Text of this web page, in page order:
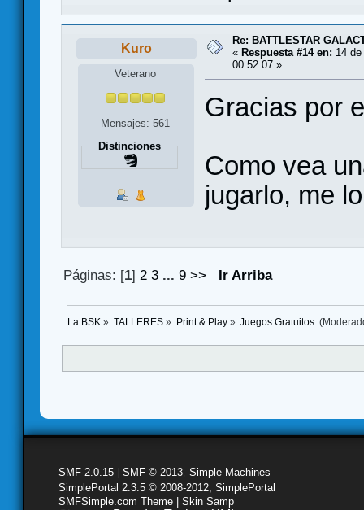
Kuro
Veterano
Mensajes: 561
Distinciones
Re: BATTLESTAR
« Respuesta #14 en: 14
00:52:07 »
Gracias por
Como vea
jugarlo, me
Páginas: [1]2 3 ...9 >> Ir Arriba
La BSK » TALLERES» Print & Play» Juegos Gratuitos
SMF 2.0.15 SMF © 2013 Simple Machines
SimplePortal 2.3.5 © 2008-2012, SimplePortal
SMFSimple.com Theme | Skin Samp